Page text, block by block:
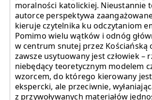
moralności katolickiej. Nieustannie
autorce perspektywa
kieruje czytelnika ku odczytaniom
Pomimo wielu wątków i odnóg
w centrum snutej przez Kościańską
zawsze usytuowany jest człowiek –
niebędący teoretycznym modelem
wzorcem, do którego kierowany
ekspercki, ale przeciwnie,
z przywoływanych materiałów